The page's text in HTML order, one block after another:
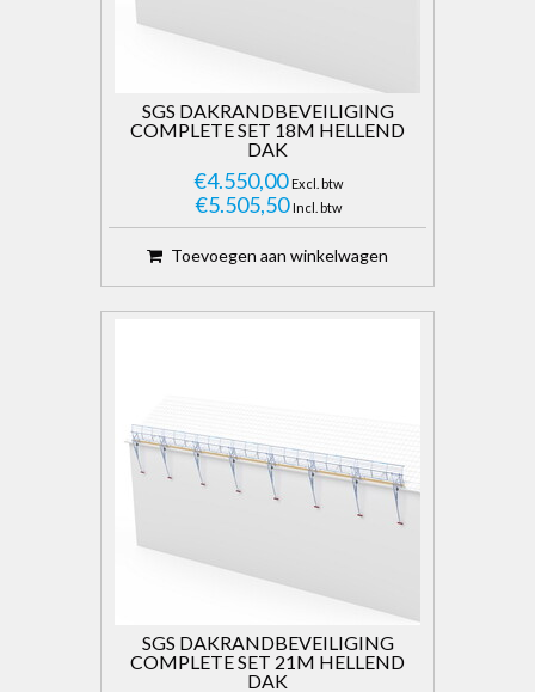
SGS DAKRANDBEVEILIGING
COMPLETE SET 18M HELLEND
DAK
€4.550,00 Excl. btw
€5.505,50 Incl. btw
Toevoegen aan winkelwagen
SGS DAKRANDBEVEILIGING
COMPLETE SET 21M HELLEND
DAK